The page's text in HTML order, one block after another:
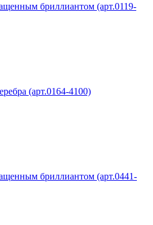
бриллиантом (арт.0119-
(арт.0164-4100)
бриллиантом (арт.0441-